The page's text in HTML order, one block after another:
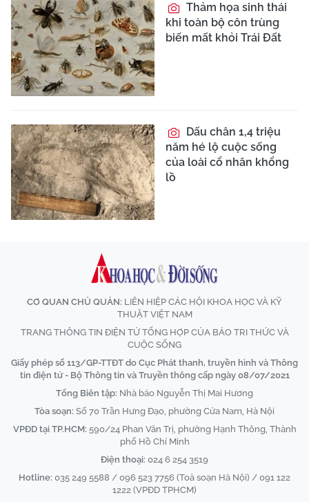
Thảm họa sinh thái
khi toàn bộ côn trùng
biến mất khỏi Trái Đất
Dấu chân 1,4 triệu
năm hé lộ cuộc sống
của loài cổ nhân khổng
lồ
CƠ QUAN CHỦ QUẢN: LIÊN HIỆP CÁC HỘI KHOA HỌC VÀ KỸ
THUẬT VIỆT NAM
TRANG THÔNG TIN ĐIỆN TỬ TỔNG HỢP CỦA BÁO TRI THỨC VÀ
CUỘC SỐNG
Giấy phép số 113/GP-TTĐT do Cục Phát thanh, truyền hình và Thông
tin điện tử - Bộ Thông tin và Truyền thông cấp ngày 08/07/2021
Tổng Biên tập: Nhà báo Nguyễn Thị Mai Hương
Tòa soạn: Số 70 Trần Hưng Đạo, phường Cửa Nam, Hà Nội
VPĐD tại TP.HCM: 590/24 Phan Văn Trị, phường Hạnh Thông, Thành
phố Hồ Chí Minh
Điện thoại: 024 6 254 3519
Hotline: 035 249 5588 / 096 523 7756 (Toà soạn Hà Nội) / 091 122
1222 (VPĐD TPHCM)